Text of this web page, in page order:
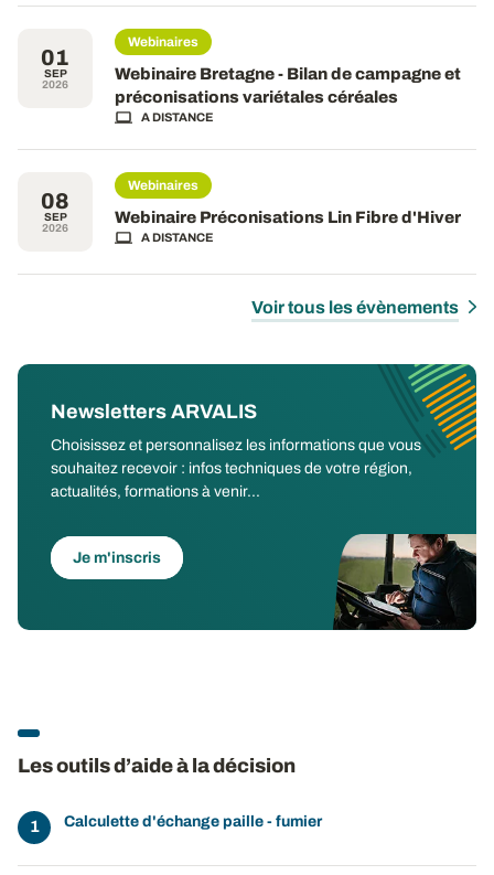
01
SEP
2026
Webinaires
Webinaire Bretagne - Bilan de campagne et
préconisations variétales céréales
A DISTANCE
08
SEP
2026
Webinaires
Webinaire Préconisations Lin Fibre d'Hiver
A DISTANCE
Voir tous les évènements
Newsletters ARVALIS
Choisissez et personnalisez les informations que vous
souhaitez recevoir : infos techniques de votre région,
actualités, formations à venir...
Je m'inscris
Les outils d’aide à la décision
Calculette d'échange paille - fumier